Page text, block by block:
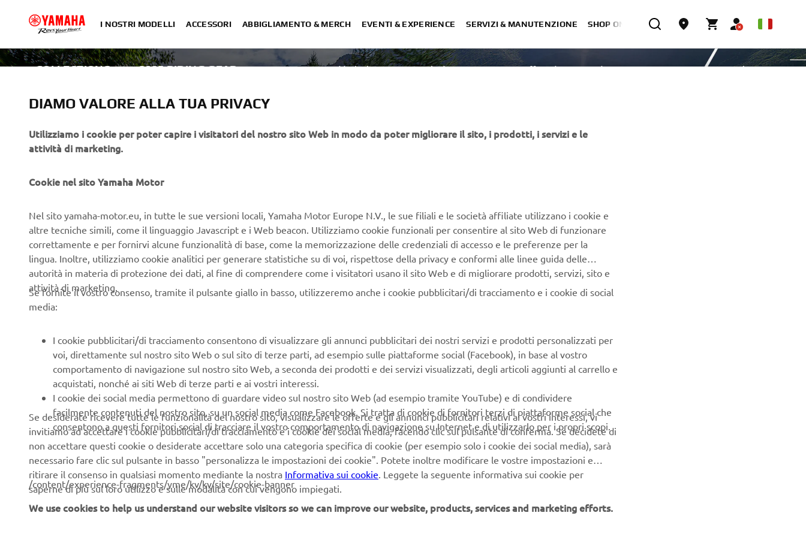
I NOSTRI MODELLI ACCESSORI ABBIGLIAMENTO & MERCH EVENTI & EXPERIENCE SERVIZI & MANUTENZIONE SHOP ONLINE
COLLECTIONS 2025 RIDING GEAR Paddock Blue Hyper Naked Faster Sons Off Road - MX Adventure REVS
MotoGP
Altro
ABBIGLIAMENTO TECNICO
Chi siamo
Eventi
Stampa
Brochures
Lavora con noi
Lavora presso una
Concessionaria Ufficiale
Soluzioni di Business
NEO's Delivery
Sistemi eBike
Autorità
Campi da golf
Primi soccorritori
Scuole guida
Robotics
MyYamaha
Yamaha Music
Yamaha Racing
Yamaha Motor Global
Yamaha Blog
Applicazioni mobili
Differenziata prodotti
FAQ
Catalogo dei ricambi
Prenota la manutenzione
Concessionari ufficiali
Gestione delle batterie
esauste
Conoscerai in anteprima le ultime offerte, gli eventi speciali, le
nuove uscite e molto altro
Leggi la nostra Informativa sulla privacy per sapere come
trattiamo i tuoi dati personali:
DIAMO VALORE ALLA TUA PRIVACY
Utilizziamo i cookie per poter capire i visitatori del nostro sito Web in modo da poter migliorare il sito, i prodotti, i servizi e le
attività di marketing.
Cookie nel sito Yamaha Motor
Nel sito yamaha-motor.eu, in tutte le sue versioni locali, Yamaha Motor Europe N.V., le sue filiali e le società affiliate utilizzano i cookie e
altre tecniche simili, come il linguaggio Javascript e i Web beacon. Utilizziamo cookie funzionali per consentire al sito Web di funzionare
correttamente e per fornirvi alcune funzionalità di base, come la memorizzazione delle credenziali di accesso e le preferenze per la
lingua. Inoltre, utilizziamo cookie analitici per generare statistiche su di voi, rispettose della privacy e conformi alle linee guida delle
autorità in materia di protezione dei dati, al fine di comprendere come i visitatori usano il sito Web e di migliorare prodotti, servizi, sito e
attività di marketing.
Se fornite il vostro consenso, tramite il pulsante giallo in basso, utilizzeremo anche i cookie pubblicitari/di tracciamento e i cookie di social
media:
I cookie pubblicitari/di tracciamento consentono di visualizzare gli annunci pubblicitari dei nostri servizi e prodotti personalizzati per
voi, direttamente sul nostro sito Web o sul sito di terze parti, ad esempio sulle piattaforme social (Facebook), in base al vostro
comportamento di navigazione sul nostro sito Web, a seconda dei prodotti e dei servizi visualizzati, degli articoli aggiunti al carrello e
acquistati, nonché ai siti Web di terze parti e ai vostri interessi.
I cookie dei social media permettono di guardare video sul nostro sito Web (ad esempio tramite YouTube) e di condividere
facilmente contenuti del nostro sito, su un social media come Facebook. Si tratta di cookie di fornitori terzi di piattaforme social che
consentono a questi fornitori social di tracciare il vostro comportamento di navigazione su Internet e di utilizzarlo per i propri scopi.
Se desiderate ricevere tutte le funzionalità del nostro sito, visualizzare le offerte e gli annunci pubblicitari relativi ai vostri interessi, vi
invitiamo ad accettare i cookie pubblicitari/di tracciamento e i cookie dei social media, facendo clic sul pulsante di conferma. Se decidete di
non accettare questi cookie o desiderate accettare solo una categoria specifica di cookie (per esempio solo i cookie dei social media), sarà
necessario fare clic sul pulsante in basso "personalizza le impostazioni dei cookie". Potete inoltre modificare le vostre impostazioni e
ritirare il consenso in qualsiasi momento mediante la nostra Informativa sui cookie. Leggete la seguente informativa sui cookie per
saperne di più sul loro utilizzo e sulle modalità con cui vengono impiegati.
/content/experience-fragments/yme/kv/kv/site/cookie-banner
We use cookies to help us understand our website visitors so we can improve our website, products, services and marketing efforts.